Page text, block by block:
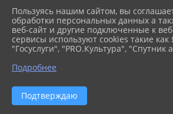
Наши выпускники
Пользуясь нашим сайтом, вы
обработки персональных данных а
веб-сайт и другие подключенные к
сервисы используют cookies такие
"Госуслуги", "PRO.Культура", "Спутник
Подробнее
Подтверждаю